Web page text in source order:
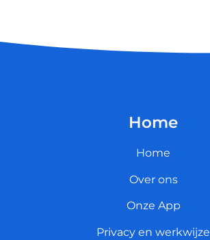
Home
Home
Over ons
Onze App
Privacy en werkwijze